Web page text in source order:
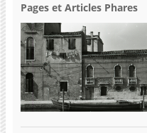
Pages et Articles Phares